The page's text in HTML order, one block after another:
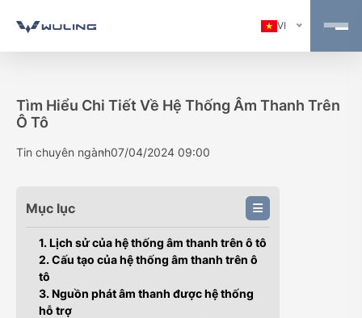
VI
Tìm Hiểu Chi Tiết Về Hệ Thống Âm Thanh Trên
Ô Tô
Tin chuyên ngành07/04/2024 09:00
Mục lục
1. Lịch sử của hệ thống âm thanh trên ô tô
2. Cấu tạo của hệ thống âm thanh trên ô
tô
3. Nguồn phát âm thanh được hệ thống
hỗ trợ